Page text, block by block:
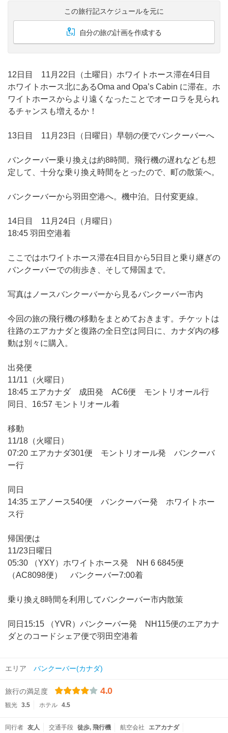
この旅行記スケジュールを元に
自分の旅の計画を作成する
12日目 11月22日（土曜日）ホワイトホース滞在4日目
ホワイトホース北にあるOma and Opa’s Cabin に滞在。ホ
ワイトホースからより遠くなったことでオーロラを見られ
るチャンスも増えるか！
13日目 11月23日（日曜日）早朝の便でバンクーバーへ
バンクーバー乗り換えは約8時間。飛行機の遅れなども想
定して、十分な乗り換え時間をとったので、町の散策へ。
バンクーバーから羽田空港へ。機中泊。日付変更線。
14日目 11月24日（月曜日）
18:45 羽田空港着
ここではホワイトホース滞在4日目から5日目と乗り継ぎの
バンクーバーでの街歩き、そして帰国まで。
写真はノースバンクーバーから見るバンクーバー市内
今回の旅の飛行機の移動をまとめておきます。チケットは
往路のエアカナダと復路の全日空は同日に、カナダ内の移
動は別々に購入。
出発便
11/11（火曜日）
18:45 エアカナダ 成田発 AC6便 モントリオール行
同日、16:57 モントリオール着
移動
11/18（火曜日）
07:20 エアカナダ301便 モントリオール発 バンクーバ
ー行
同日
14:35 エアノース540便 バンクーバー発 ホワイトホー
ス行
帰国便は
11/23日曜日
05:30 （YXY）ホワイトホース発 NH 6 6845便
（AC8098便） バンクーバー7:00着
乗り換え8時間を利用してバンクーバー市内散策
同日15:15 （YVR）バンクーバー発 NH115便のエアカナ
ダとのコードシェア便で羽田空港着
エリア バンクーバー(カナダ)
旅行の満足度 4.0
観光 3.5 ホテル 4.5
同行者 友人 交通手段 徒歩 飛行機 航空会社
エアカナダ